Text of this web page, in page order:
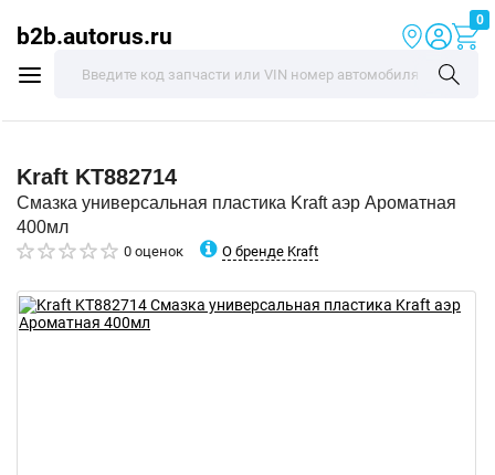
b2b.autorus.ru
0
Kraft KT882714
Смазка универсальная пластика Kraft аэр Ароматная
400мл
0 оценок О бренде Kraft